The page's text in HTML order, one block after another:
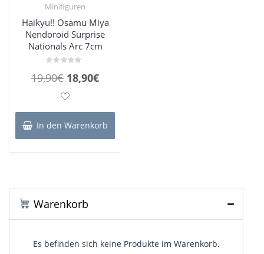
Minifiguren
Haikyu!! Osamu Miya
Nendoroid Surprise
Nationals Arc 7cm
mit
19,90€ Ursprünglicher
Preis
war:
19,90€
18,90€Aktueller
ist:
18,90€.
In den Warenkorb
Warenkorb
Es befinden sich keine Produkte im Warenkorb.